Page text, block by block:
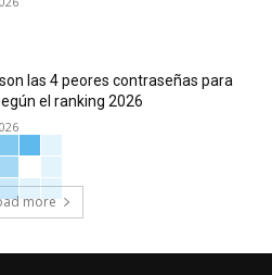
las 4 peores contraseñas para
el ranking 2026
more